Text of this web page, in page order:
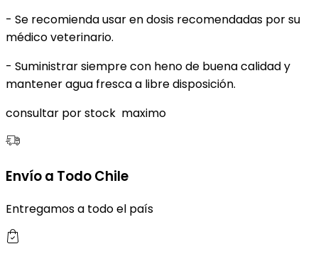
- Se recomienda usar en dosis recomendadas por su
médico veterinario.
- Suministrar siempre con heno de buena calidad y
mantener agua fresca a libre disposición.
consultar por stock maximo
Envío a Todo Chile
Entregamos a todo el país